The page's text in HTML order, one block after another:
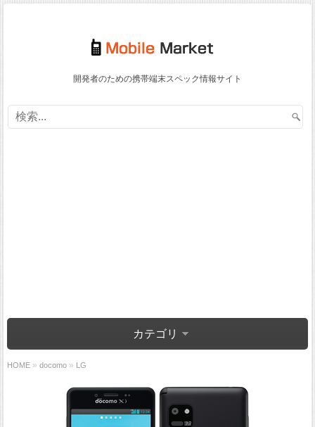
開発者のための携帯端末スペック情報サイト
カテゴリ
HOME » docomo » LG